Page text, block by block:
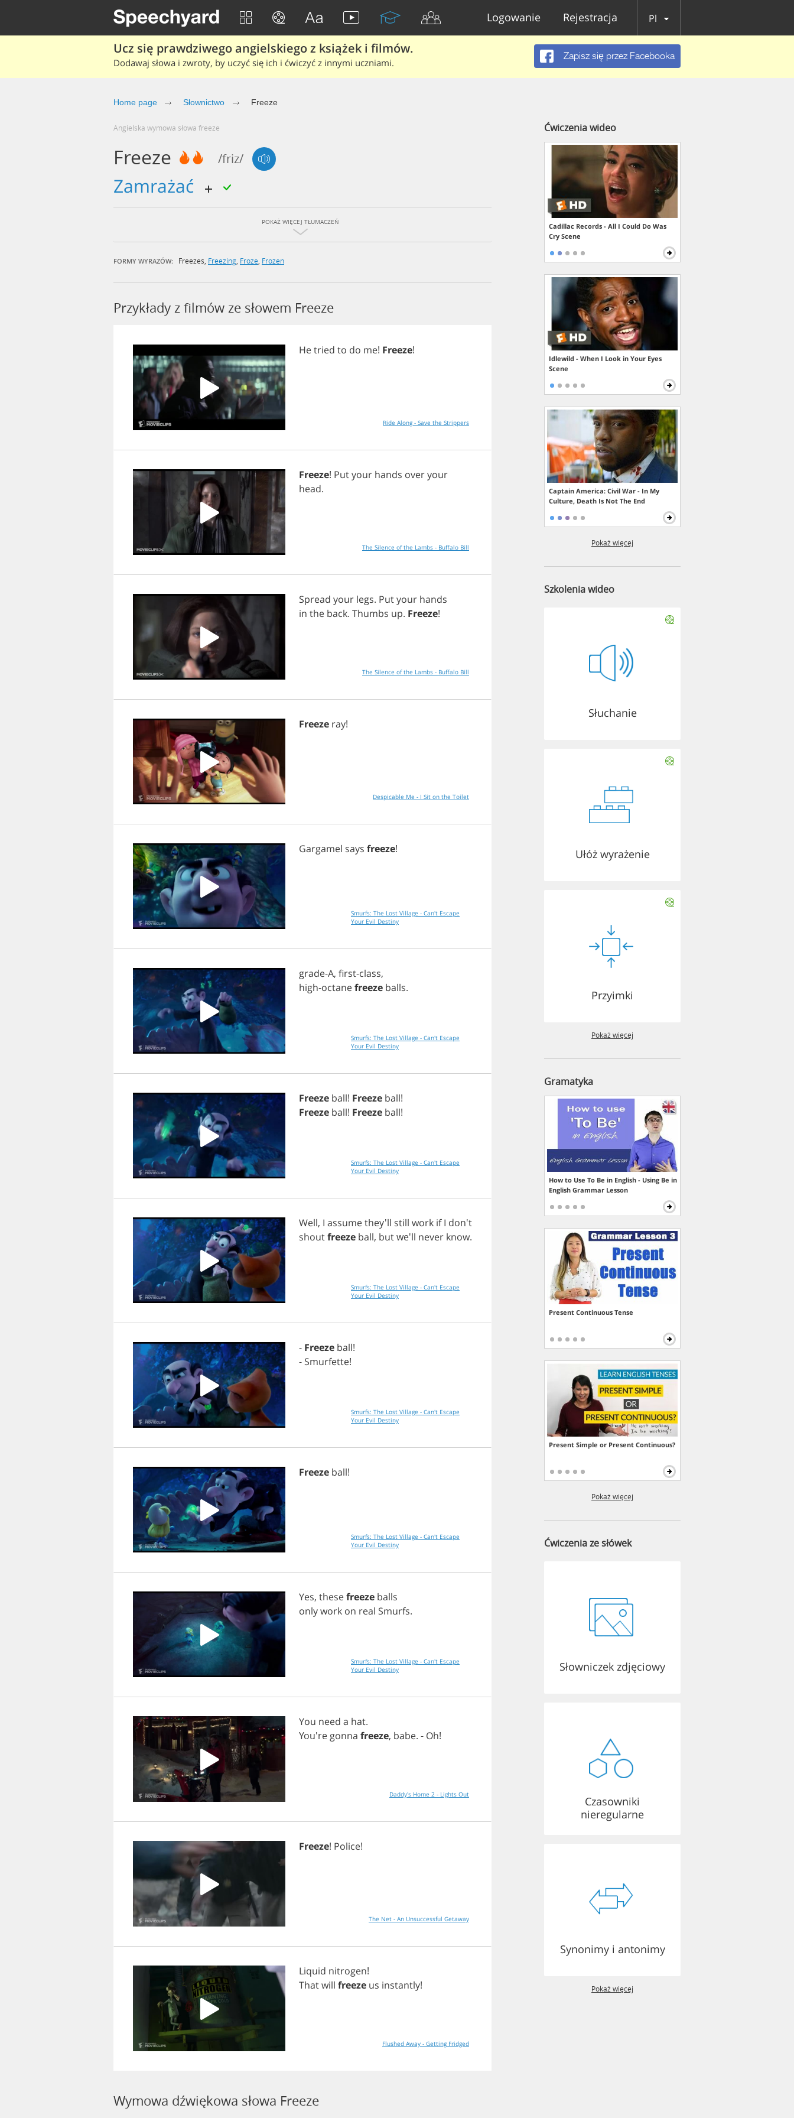
Logowanie Rejestracja Pl
Ucz się prawdziwego angielskiego z książek i filmów.
Dodawaj słowa i zwroty, by uczyć się ich i ćwiczyć z innymi uczniami.
Zapisz się przez Facebooka
Home page Słownictwo Freeze
Angielska wymowa słowa freeze
Freeze /friz/
zamrażać
POKAŻ WIĘCEJ TŁUMACZEŃ
FORMY WYRAZÓW: Freezes Freezing Froze Frozen
Przykłady z filmów ze słowem Freeze
Hetried to do me! Freeze!
Ride Along - Save the Strippers
Freeze! Putyour hands overyour
head.
The Silence of the Lambs - Buffalo Bill
Spread your legs. Putyour hands
in the back. Thumbs up. Freeze!
The Silence of the Lambs - Buffalo Bill
Freeze ray!
Despicable Me - I Sit on the Toilet
Gargamel says freeze!
Smurfs: The Lost Village - Can't Escape
Your Evil Destiny
grade-A, first-class,
high-octanefreeze balls.
Smurfs: The Lost Village - Can't Escape
Your Evil Destiny
Freeze ball! Freeze ball!
Freeze ball! Freeze ball!
Smurfs: The Lost Village - Can't Escape
Your Evil Destiny
Well, I assumethey'll still work if I don't
shoutfreeze ball, butwe'll never know.
Smurfs: The Lost Village - Can't Escape
Your Evil Destiny
- Freeze ball!
- Smurfette!
Smurfs: The Lost Village - Can't Escape
Your Evil Destiny
Freeze ball!
Smurfs: The Lost Village - Can't Escape
Your Evil Destiny
Yes, thesefreeze balls
onlywork on real Smurfs.
Smurfs: The Lost Village - Can't Escape
Your Evil Destiny
You need a hat.
You're gonna freeze, babe. - Oh!
Daddy's Home 2 - Lights Out
Freeze! Police!
The Net - An Unsuccessful Getaway
Liquid nitrogen!
Thatwill freeze us instantly!
Flushed Away - Getting Fridged
Wymowa dźwiękowa słowa Freeze
Ćwiczenia wideo
Cadillac Records - All I Could Do Was
Cry Scene
Idlewild - When I Look in Your Eyes
Scene
Captain America: Civil War - In My
Culture, Death Is Not The End
Pokaż więcej
Szkolenia wideo
Słuchanie
Ułóż wyrażenie
Przyimki
Pokaż więcej
Gramatyka
How to Use To Be in English - Using Be in
English Grammar Lesson
Present Continuous Tense
Present Simple or Present Continuous?
Pokaż więcej
Ćwiczenia ze słówek
Słowniczek zdjęciowy
Czasowniki
nieregularne
Synonimy i antonimy
Pokaż więcej